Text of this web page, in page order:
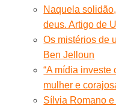
Naquela
deus. Artigo de
Os mistérios de
Ben Jelloun
“A mídia investe
mulher e
Sílvia Romano